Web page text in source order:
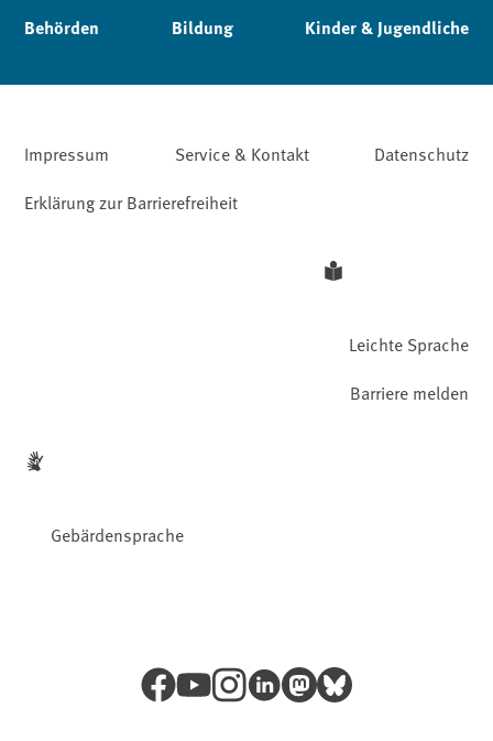
Behörden Bildung Kinder & Jugendliche
Impressum Service & Kontakt
Datenschutz
Erklärung zur Barrierefreiheit
Leichte Sprache
Gebärdensprache
Barriere melden